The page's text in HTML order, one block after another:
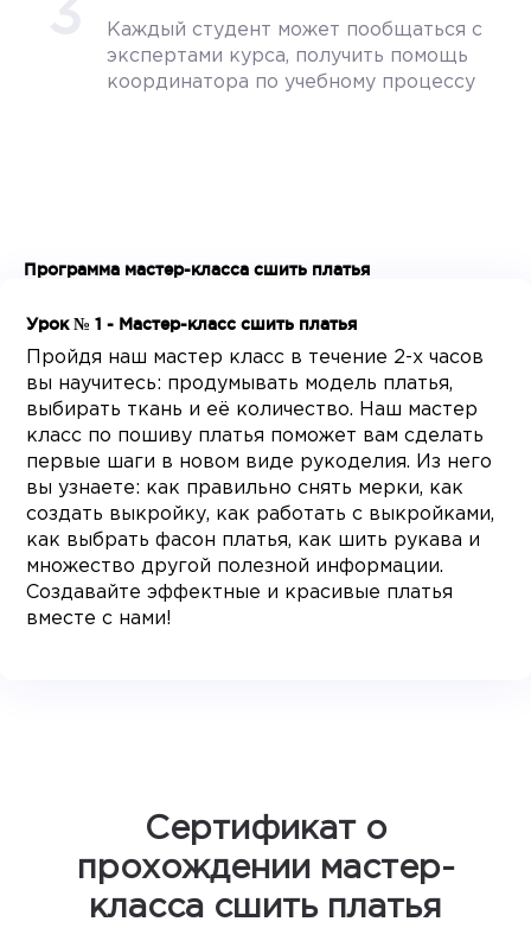
Каждый студент может пообщаться с
экспертами курса, получить помощь
координатора по учебному процессу
Программа мастер-класса сшить платья
Урок № 1 - Мастер-класс сшить платья
Пройдя наш мастер класс в течение 2-х часов
вы научитесь: продумывать модель платья,
выбирать ткань и её количество. Наш мастер
класс по пошиву платья поможет вам сделать
первые шаги в новом виде рукоделия. Из него
вы узнаете: как правильно снять мерки, как
создать выкройку, как работать с выкройками,
как выбрать фасон платья, как шить рукава и
множество другой полезной информации.
Создавайте эффектные и красивые платья
вместе с нами!
Сертификат о
прохождении мастер-
класса сшить платья